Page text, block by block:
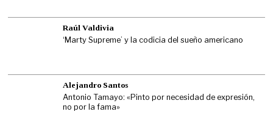
Raúl Valdivia
‘Marty Supreme’ y la codicia del sueño americano
Alejandro Santos
Antonio Tamayo: «Pinto por necesidad de expresión,
no por la fama»